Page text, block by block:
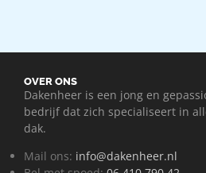
OVER ONS
Dakenheer is een jong en
bedrijf dat zich specialiseert in
dak.
Mail ons: info@dakenheer.nl